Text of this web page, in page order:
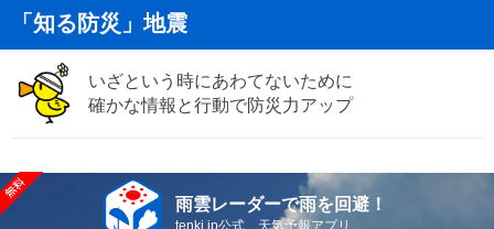
「知る防災」地震
いざという時にあわてないために
確かな情報と行動で防災力アップ
雨雲レーダーで雨を回避！
tenki.jp公式 天気予報アプリ